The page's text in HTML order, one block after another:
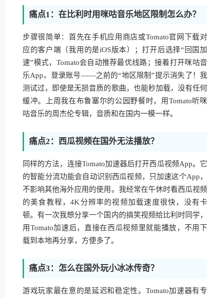
痛点1：在比利时用咪咕音乐地区限制怎么办？
步骤很简单：首先在手机应用商店或Tomato官网下载对
应的客户端（我用的是iOS版本）；打开后选择“回国加
速”模式，Tomato会自动推荐最优线路；接着打开咪咕音
乐App，登录账号——之前的“地区限制”提示消失了！我
测试过，即使是无损音质的歌曲，也能秒加载，没有任何
缓冲。上周我在布鲁塞尔的公园野餐时，用Tomato听咪
咕音乐的周杰伦专辑，音质和在国内一模一样。
痛点2：西瓜视频在国外无法播放？
同样的方法，连接Tomato加速器后打开西瓜视频App。它
的智能分流功能会自动识别西瓜视频，只加速这个App，
不影响其他海外应用的使用。我经常在午休时看西瓜视频
的美食教程，4K分辨率的视频加载速度很快，没有卡
顿。有一次我想分享一个国内的搞笑视频给比利时同学，
用Tomato加速后，直接在西瓜视频里就能播放，不用下
载到本地再分享，方便多了。
痛点3：怎么在国外玩小冰冰传奇？
游戏玩家最在意的是延迟和稳定性。Tomato加速器有专